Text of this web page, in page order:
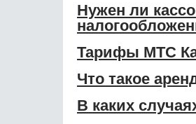
Нужен ли
Тарифы МТС
Что такое
В каких